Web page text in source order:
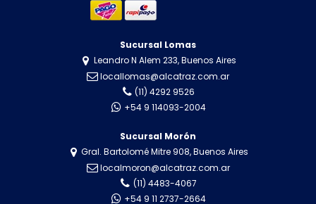
Sucursal Lomas
Leandro N Alem 233, Buenos Aires
locallomas@alcatraz.com.ar
(11) 4292 9526
+54 9 114093-2004
Sucursal Morón
Gral. Bartolomé Mitre 908, Buenos Aires
localmoron@alcatraz.com.ar
(11) 4483-4067
+54 9 11 2737-2664